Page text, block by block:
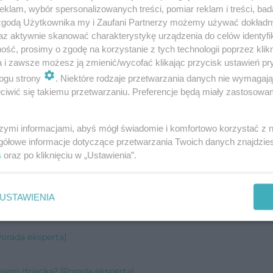
agresji się zdarzają? I jaką formę agresja
kontrolowania złości, nazywania
dotychczas np. poprzez relaksacje czy sport.
i nie zastąpi wizyty u lekarza.
eksperta]
wybór spersonalizowanych treści, pomiar reklam i treści,
Użytkownika my i Zaufani Partnerzy możemy używać
aktywnie skanować charakterystykę urządzenia do celów
prosimy o zgodę na korzystanie z tych technologii poprzez
i zawsze możesz ją zmienić/wycofać klikając przycisk ustawień
strony
. Niektóre rodzaje przetwarzania danych nie
się takiemu przetwarzaniu. Preferencje będą miały
informacjami, abyś mógł świadomie i komfortowo korzystać z
informacje dotyczące przetwarzania Twoich danych
oraz po kliknięciu w „Ustawienia”.
USTAWIENIA